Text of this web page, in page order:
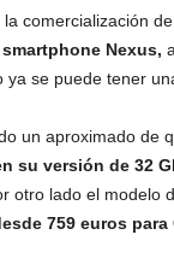
comercialización
Nexus,
se puede tener
un aproximado de
su versión de 32
otro lado el modelo
759 euros